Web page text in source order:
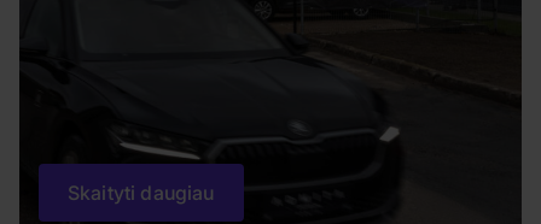
Skaityti daugiau